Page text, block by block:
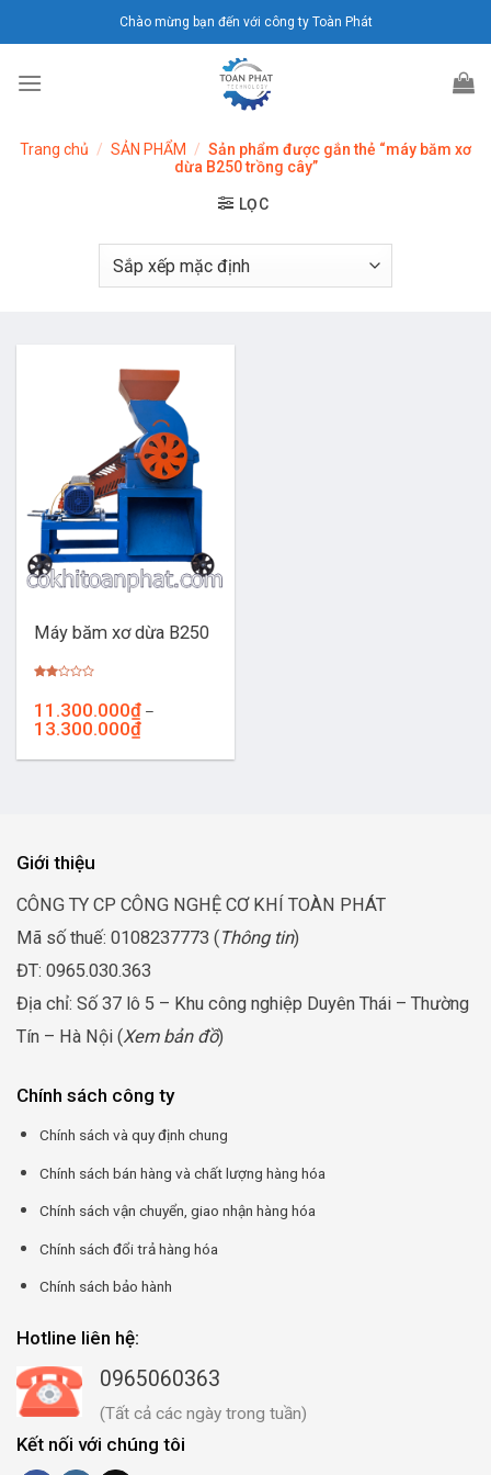
đến
dung
Chào mừng bạn đến với công ty Toàn Phát
Trang chủ / SẢN PHẨM / Sản phẩm được gắn thẻ “máy băm xơ
dừa B250 trồng cây”
LỌC
Máy băm xơ dừa B250
xếp
hạng
2.00
5
11.300.000₫ –
13.300.000₫Khoảng
Giới thiệu
CÔNG TY CP CÔNG NGHỆ CƠ KHÍ TOÀN PHÁT
Mã số thuế: 0108237773 (Thông tin)
ĐT: 0965.030.363
Địa chỉ: Số 37 lô 5 – Khu công nghiệp Duyên Thái – Thường
Tín – Hà Nội (Xem bản đồ)
Chính sách công ty
Chính sách và quy định chung
Chính sách bán hàng và chất lượng hàng hóa
Chính sách vận chuyển, giao nhận hàng hóa
Chính sách đổi trả hàng hóa
Chính sách bảo hành
Hotline liên hệ:
0965060363
(Tất cả các ngày trong tuần)
Kết nối với chúng tôi